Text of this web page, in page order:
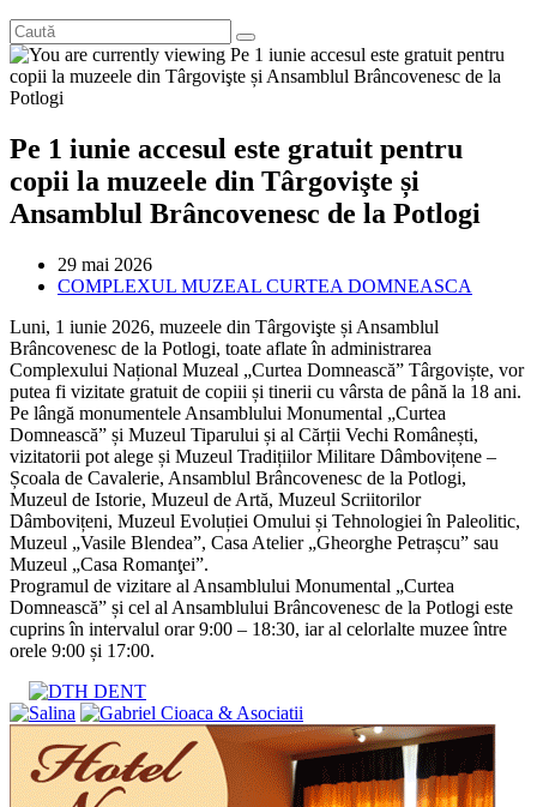
Pe 1 iunie accesul este gratuit pentru
copii la muzeele din Târgovişte și
Ansamblul Brâncovenesc de la Potlogi
Post
published:
29 mai 2026
Post
COMPLEXUL MUZEAL CURTEA DOMNEASCA
Luni, 1 iunie 2026, muzeele din Târgovişte și Ansamblul
Brâncovenesc de la Potlogi, toate aflate în administrarea
Complexului Național Muzeal „Curtea Domnească” Târgoviște, vor
putea fi vizitate gratuit de copiii și tinerii cu vârsta de până la 18 ani.
Pe lângă monumentele Ansamblului Monumental „Curtea
Domnească” și Muzeul Tiparului și al Cărții Vechi Românești,
vizitatorii pot alege și Muzeul Tradițiilor Militare Dâmbovițene –
Școala de Cavalerie, Ansamblul Brâncovenesc de la Potlogi,
Muzeul de Istorie, Muzeul de Artă, Muzeul Scriitorilor
Dâmbovițeni, Muzeul Evoluției Omului și Tehnologiei în Paleolitic,
Muzeul „Vasile Blendea”, Casa Atelier „Gheorghe Petrașcu” sau
Muzeul „Casa Romanţei”.
Programul de vizitare al Ansamblului Monumental „Curtea
Domnească” și cel al Ansamblului Brâncovenesc de la Potlogi este
cuprins în intervalul orar 9:00 – 18:30, iar al celorlalte muzee între
orele 9:00 și 17:00.